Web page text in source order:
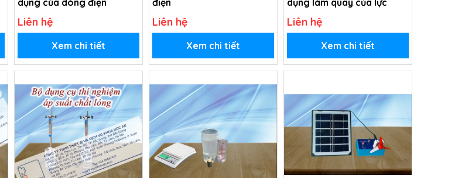
dụng của dòng điện
Liên hệ
Xem chi tiết
điện
Liên hệ
Xem chi tiết
dụng làm quay của lực
Liên hệ
Xem chi tiết